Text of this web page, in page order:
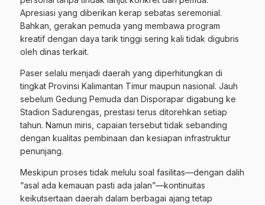
Apresiasi yang diberikan kerap sebatas seremonial.
Bahkan, gerakan pemuda yang membawa program
kreatif dengan daya tarik tinggi sering kali tidak digubris
oleh dinas terkait.
Paser selalu menjadi daerah yang diperhitungkan di
tingkat Provinsi Kalimantan Timur maupun nasional. Jauh
sebelum Gedung Pemuda dan Disporapar digabung ke
Stadion Sadurengas, prestasi terus ditorehkan setiap
tahun. Namun miris, capaian tersebut tidak sebanding
dengan kualitas pembinaan dan kesiapan infrastruktur
penunjang.
Meskipun proses tidak melulu soal fasilitas—dengan dalih
“asal ada kemauan pasti ada jalan”—kontinuitas
keikutsertaan daerah dalam berbagai ajang tetap